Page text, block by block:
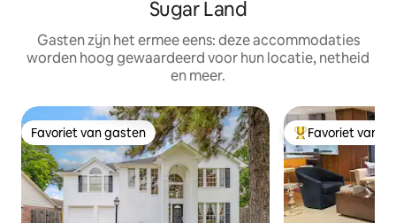
Sugar Land
Gasten zijn het ermee eens: deze accommodaties
worden hoog gewaardeerd voor hun locatie, netheid
en meer.
Favoriet van gasten
Favoriet van gasten Topfavoriet van
Favoriet van